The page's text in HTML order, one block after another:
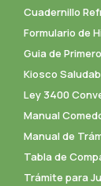
Cuadernillo
Formulario de
Guia de
Kiosco
Ley 3400
Manual
Manual de
Tabla de
Trámite para